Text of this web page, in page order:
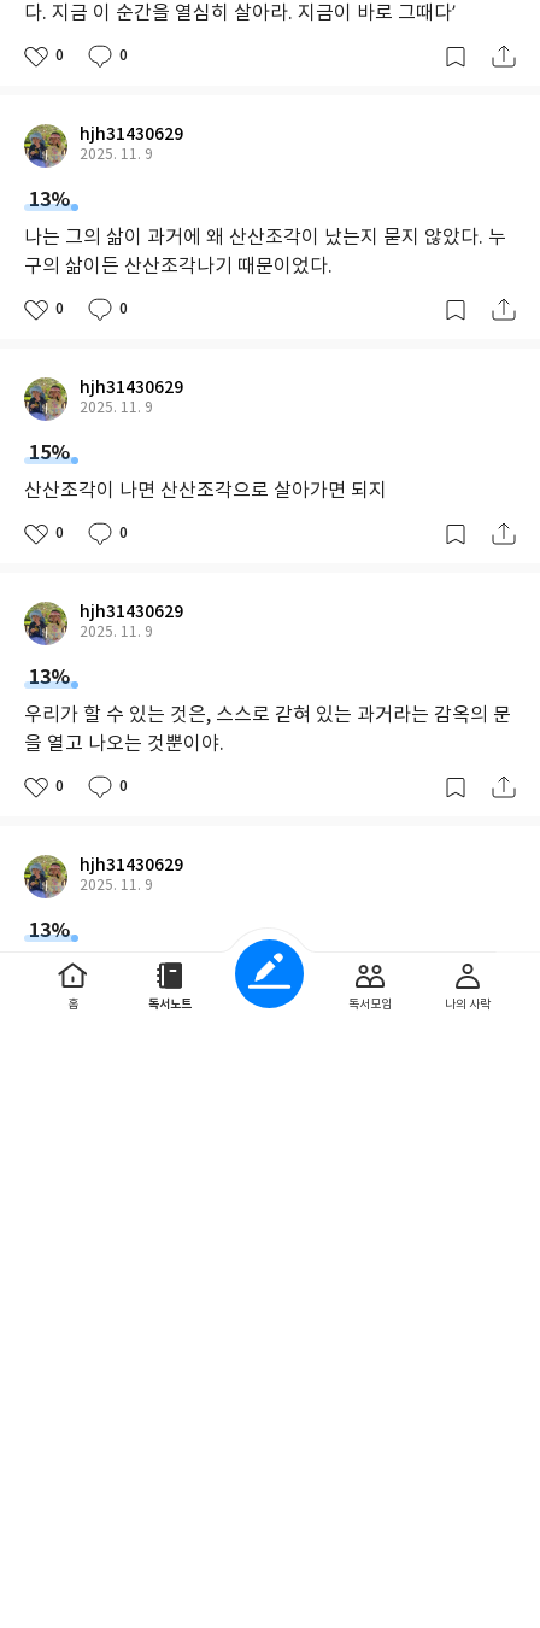
다. 지금 이 순간을 열심히 살아라. 지금이 바로 그때다’
0 0
hjh31430629
2025. 11. 9
13%
나는 그의 삶이 과거에 왜 산산조각이 났는지 묻지 않았다. 누
구의 삶이든 산산조각나기 때문이었다.
0 0
hjh31430629
2025. 11. 9
15%
산산조각이 나면 산산조각으로 살아가면 되지
0 0
hjh31430629
2025. 11. 9
13%
우리가 할 수 있는 것은, 스스로 갇혀 있는 과거라는 감옥의 문
을 열고 나오는 것뿐이야.
0 0
hjh31430629
2025. 11. 9
13%
내 인생이 또 산산조각이 나면 어떡하나 하고요.”
홈 독서노트 독서모임 나의 사락